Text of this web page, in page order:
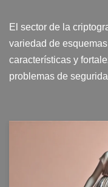
El sector de la
variedad de
características y
problemas de